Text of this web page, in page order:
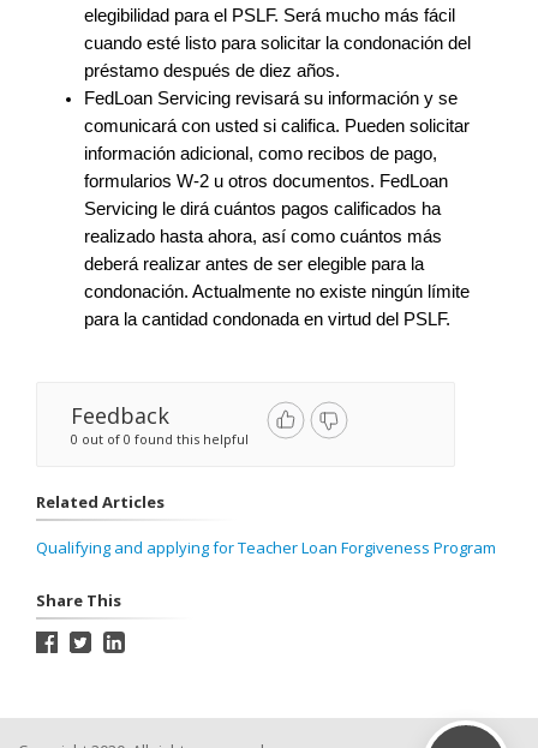
elegibilidad para el PSLF. Será mucho más fácil
cuando esté listo para solicitar la condonación del
préstamo después de diez años.
FedLoan Servicing revisará su información y se
comunicará con usted si califica. Pueden solicitar
información adicional, como recibos de pago,
formularios W-2 u otros documentos. FedLoan
Servicing le dirá cuántos pagos calificados ha
realizado hasta ahora, así como cuántos más
deberá realizar antes de ser elegible para la
condonación. Actualmente no existe ningún límite
para la cantidad condonada en virtud del PSLF.
Feedback
0 out of 0 found this helpful
Related Articles
Qualifying and applying for Teacher Loan Forgiveness Program
Share This